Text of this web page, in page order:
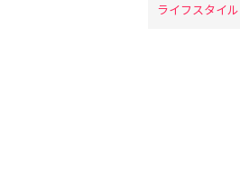
ライフスタイル